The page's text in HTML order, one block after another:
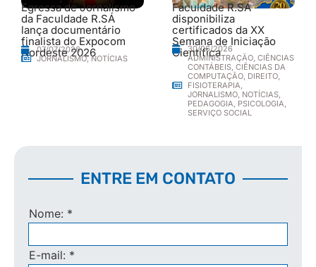
Egressa de Jornalismo
da Faculdade R.SÁ
lança documentário
finalista do Expocom
Nordeste 2026
07/07/2026
JORNALISMO,NOTÍCIAS
Faculdade R.SÁ
disponibiliza
certificados da XX
Semana de Iniciação
Científica
30/06/2026
ADMINISTRAÇÃO, CIÊNCIAS
CONTÁBEIS, CIÊNCIAS DA
COMPUTAÇÃO, DIREITO,
FISIOTERAPIA,
JORNALISMO, NOTÍCIAS,
PEDAGOGIA, PSICOLOGIA,
SERVIÇO SOCIAL
ENTRE EM CONTATO
Nome: *
E-mail: *